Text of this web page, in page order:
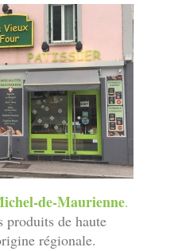
de-Maurienne.
produits de haute
régionale.